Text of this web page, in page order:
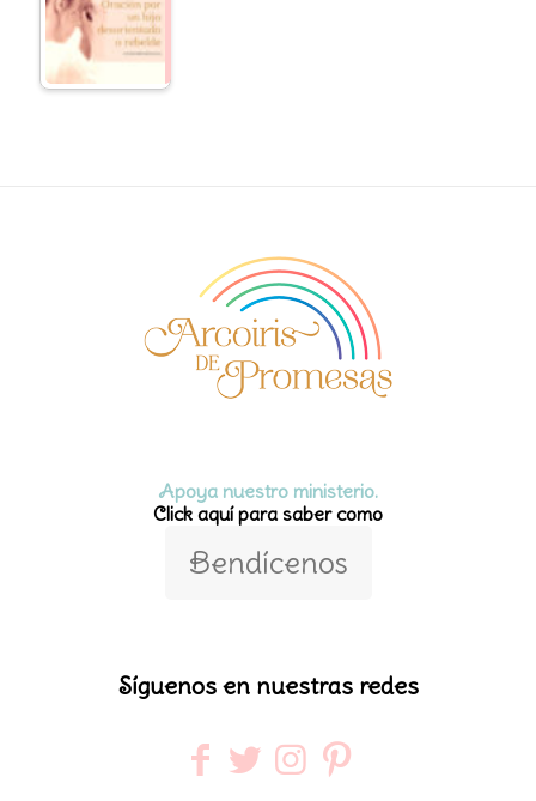
Apoya nuestro ministerio.
Click aquí para saber como
Bendícenos
Síguenos en nuestras redes